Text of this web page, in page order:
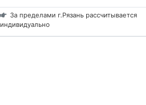
За пределами г.Рязань рассчитывается
индивидуально